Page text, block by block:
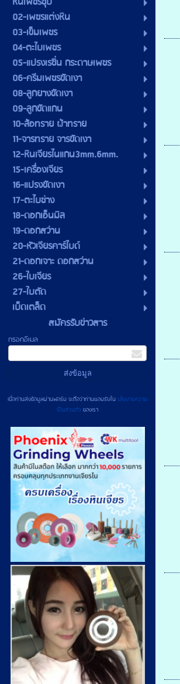
02-เพชรแต่งหิน
03-เข็มเพชร
04-ตะไบเพชร
05-แปรงเรซิ่น กระดาษเพชร
06-ครีมเพชรขัดเงา
08-ลูกยางขัดเงา
09-ลูกขัดแกน
10-ล้อทราย ผ้าทราย
11-จารทราย จารขัดเงา
12-หินเจียรไนแกน3mm.6mm.
15-เครื่องเจียร
16-แปรงขัดเงา
17-ตะไบช่าง
18-ดอกเอ็นมิล
19-ดอกสว่าน
20-หัวเจียรคาร์ไบด์
21-ดอกเจาะ ดอกสว่าน
26-ใบเจียร
27-ใบตัด
เบ็ดเตล็ด
สมัครรับข่าวสาร
กรอกอีเมล
เมื่อท่านส่งข้อมูลผ่านฟอร์ม จะถือว่าท่านยอมรับในนโยบายความ
เป็นส่วนตัวของเรา